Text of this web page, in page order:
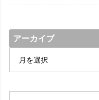
アーカイブ
カ
ブ